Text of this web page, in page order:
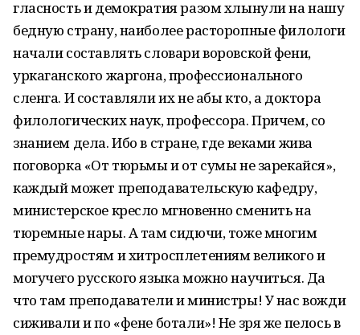
гласность и демократия разом хлынули на нашу
бедную страну, наиболее расторопные филологи
начали составлять словари воровской фени,
уркаганского жаргона, профессионального
сленга. И составляли их не абы кто, а доктора
филологических наук, профессора. Причем, со
знанием дела. Ибо в стране, где веками жива
поговорка «От тюрьмы и от сумы не зарекайся»,
каждый может преподавательскую кафедру,
министерское кресло мгновенно сменить на
тюремные нары. А там сидючи, тоже многим
премудростям и хитросплетениям великого и
могучего русского языка можно научиться. Да
что там преподаватели и министры! У нас вожди
сиживали и по «фене ботали»! Не зря же пелось в